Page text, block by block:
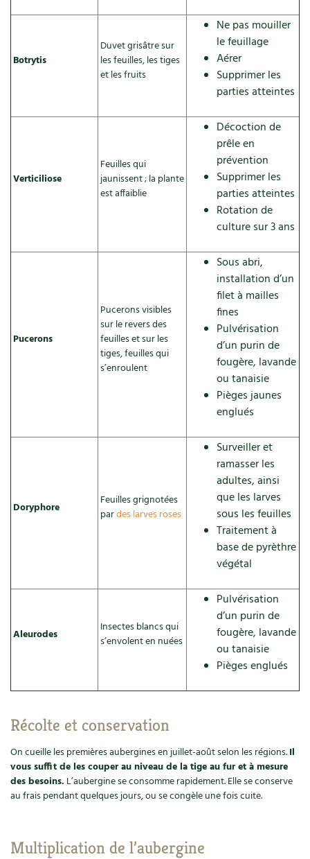
Botrytis
Duvet grisâtre sur
les feuilles, les tiges
et les fruits
Ne pas mouiller
le feuillage
Aérer
Supprimer les
parties atteintes
Verticiliose
Feuilles qui
jaunissent ; la plante
est affaiblie
Décoction de
prêle en
prévention
Supprimer les
parties atteintes
Rotation de
culture sur 3 ans
Pucerons
Pucerons visibles
sur le revers des
feuilles et sur les
tiges, feuilles qui
s’enroulent
Sous abri,
installation d’un
filet à mailles
fines
Pulvérisation
d’un purin de
fougère, lavande
ou tanaisie
Pièges jaunes
englués
Doryphore
Feuilles grignotées
pardes larves roses
Surveiller et
ramasser les
adultes, ainsi
que les larves
sous les feuilles
Traitement à
base de pyrèthre
végétal
Aleurodes
Insectes blancs qui
s’envolent en nuées
Pulvérisation
d’un purin de
fougère, lavande
ou tanaisie
Pièges englués
Récolte et conservation
On cueille les premières aubergines en juillet-août selon les régions.Il
vous suffit de les couper au niveau de la tige au fur et à mesure
des besoins. L’aubergine se consomme rapidement. Elle se conserve
au frais pendant quelques jours, ou se congèle une fois cuite.
Multiplication de l’aubergine